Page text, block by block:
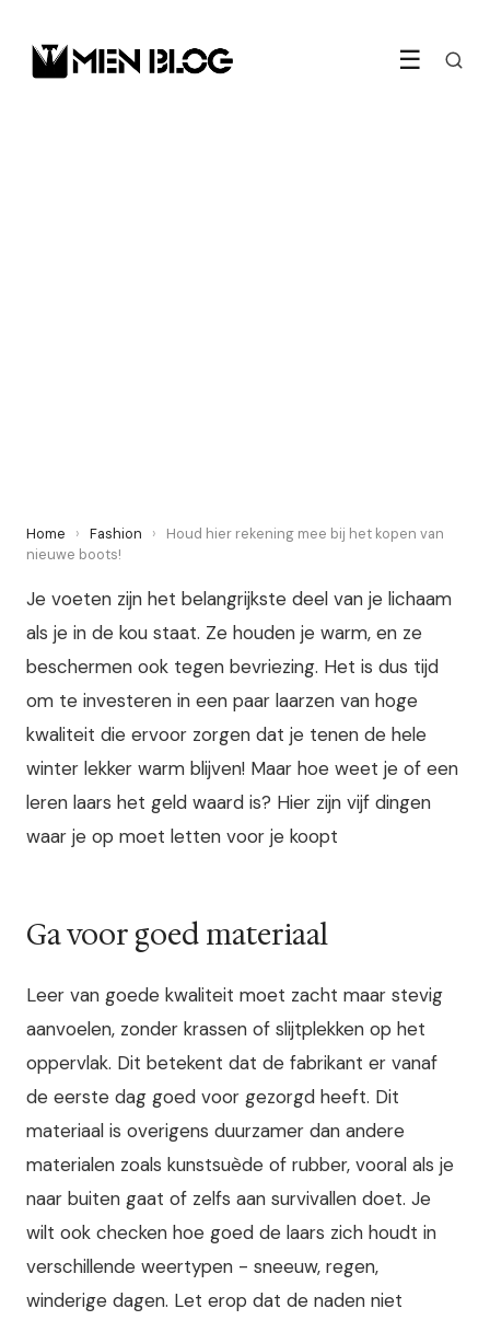
☰
Home › Fashion ›
Houd hier rekening mee bij het kopen van
nieuwe boots!
Je voeten zijn het belangrijkste deel van je lichaam
als je in de kou staat. Ze houden je warm, en ze
beschermen ook tegen bevriezing. Het is dus tijd
om te investeren in een paar laarzen van hoge
kwaliteit die ervoor zorgen dat je tenen de hele
winter lekker warm blijven! Maar hoe weet je of een
leren laars het geld waard is? Hier zijn vijf dingen
waar je op moet letten voor je koopt
Ga voor goed materiaal
Leer van goede kwaliteit moet zacht maar stevig
aanvoelen, zonder krassen of slijtplekken op het
oppervlak. Dit betekent dat de fabrikant er vanaf
de eerste dag goed voor gezorgd heeft. Dit
materiaal is overigens duurzamer dan andere
materialen zoals kunstsuède of rubber, vooral als je
naar buiten gaat of zelfs aan survivallen doet. Je
wilt ook checken hoe goed de laars zich houdt in
verschillende weertypen - sneeuw, regen,
winderige dagen. Let erop dat de naden niet